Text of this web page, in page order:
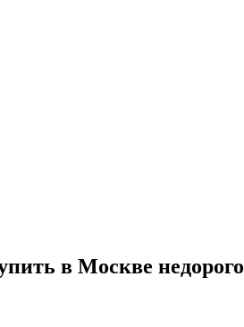
в Москве недорого